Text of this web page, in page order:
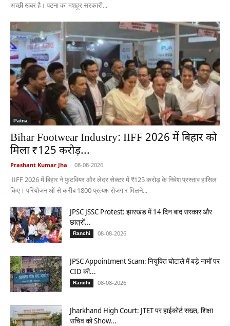
अच्छी खबर है। पटना का मशहूर सरकारी...
Patna
Bihar Footwear Industry: IIFF 2026 में बिहार को
मिला ₹125 करोड़...
Prashant Kumar Jha - 08-08-2026
IIFF 2026 में बिहार ने फुटवियर और लेदर सेक्टर में ₹125 करोड़ के निवेश प्रस्ताव हासिल
किए। परियोजनाओं से करीब 1800 प्रत्यक्ष रोजगार मिलने...
JPSC JSSC Protest: झारखंड में 14 दिन बाद सरकार और
छात्रों...
Ranchi 08-08-2026
JPSC Appointment Scam: नियुक्ति घोटाले में बड़े नामों पर
CID की...
Ranchi 08-08-2026
Jharkhand High Court: JTET पर हाईकोर्ट सख्त, शिक्षा
सचिव को Show...